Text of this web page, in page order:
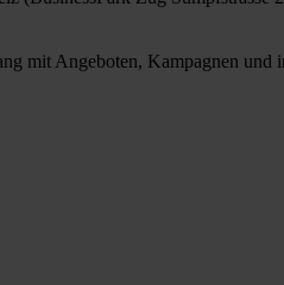
mit Angeboten, Kampagnen und